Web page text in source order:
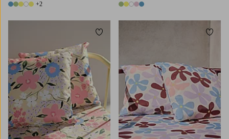
7 Farben
+2
5 Farben
Zu Favoriten hinzufügen Zu